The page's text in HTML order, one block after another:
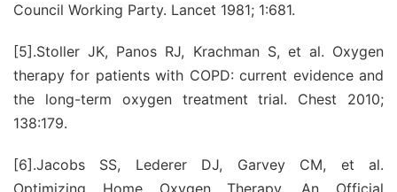
Council Working Party. Lancet 1981; 1:681.
[5].Stoller JK, Panos RJ, Krachman S, et al. Oxygen
therapy for patients with COPD: current evidence and
the long-term oxygen treatment trial. Chest 2010;
138:179.
[6].Jacobs SS, Lederer DJ, Garvey CM, et al.